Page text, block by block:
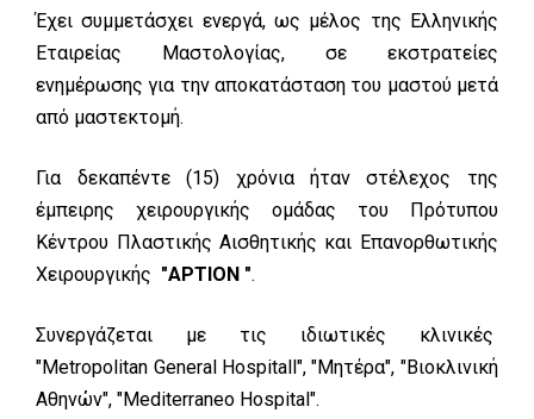
Έχει συμμετάσχει ενεργά, ως μέλος της Ελληνικής
Εταιρείας Μαστολογίας, σε εκστρατείες
ενημέρωσης για την αποκατάσταση του μαστού μετά
από μαστεκτομή.
Για δεκαπέντε (15) χρόνια ήταν στέλεχος της
έμπειρης χειρουργικής ομάδας του Πρότυπου
Κέντρου Πλαστικής Αισθητικής και Επανορθωτικής
Χειρουργικής "ΑΡΤΙΟΝ ".
Συνεργάζεται με τις ιδιωτικές κλινικές
"Metropolitan General Hospitall", "Μητέρα", "Βιοκλινική
Αθηνών", "Mediterraneo Hospital".